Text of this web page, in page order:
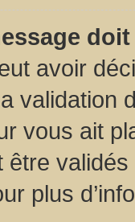
avoir
validation
vous ait
plus